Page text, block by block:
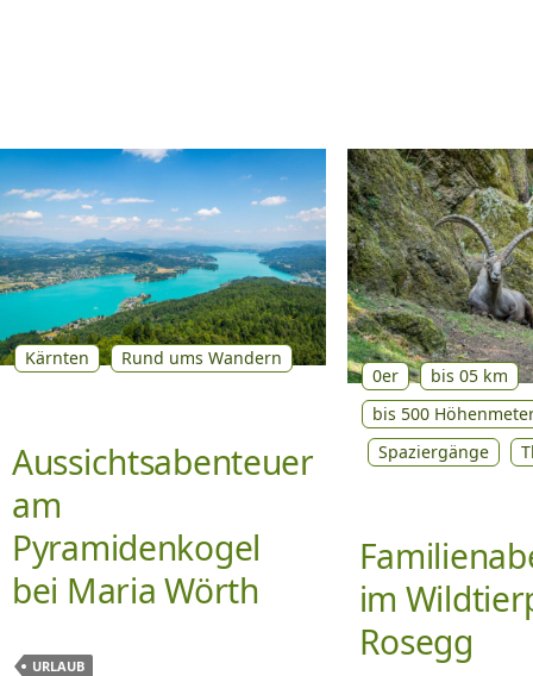
Kärnten Rund ums Wandern
Aussichtsabenteuer
am
Pyramidenkogel
bei Maria Wörth
URLAUB
0er
bis 05 km
bis 500
Spaziergänge
im
Rosegg